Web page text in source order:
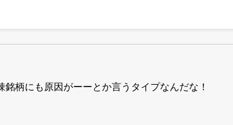
柄にも原因がーーとか言うタイプなんだな！